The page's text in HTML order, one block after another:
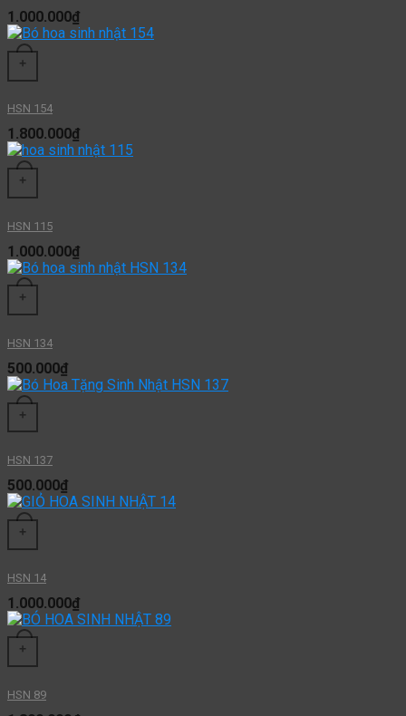
1.000.000₫
+
HSN 154
1.800.000₫
+
HSN 115
1.000.000₫
+
HSN 134
500.000₫
+
HSN 137
500.000₫
+
HSN 14
1.000.000₫
+
HSN 89